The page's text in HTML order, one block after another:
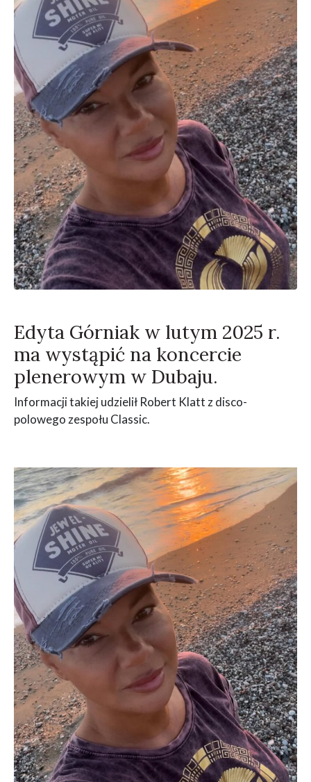
Edyta Górniak w lutym 2025 r.
ma wystąpić na koncercie
plenerowym w Dubaju.
Informacji takiej udzielił Robert Klatt z disco-
polowego zespołu Classic.